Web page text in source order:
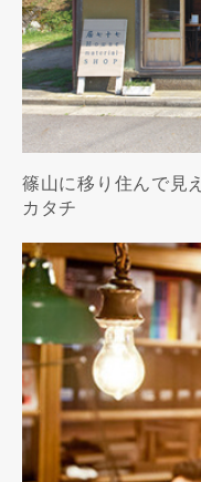
篠山に移り住んで見
カタチ